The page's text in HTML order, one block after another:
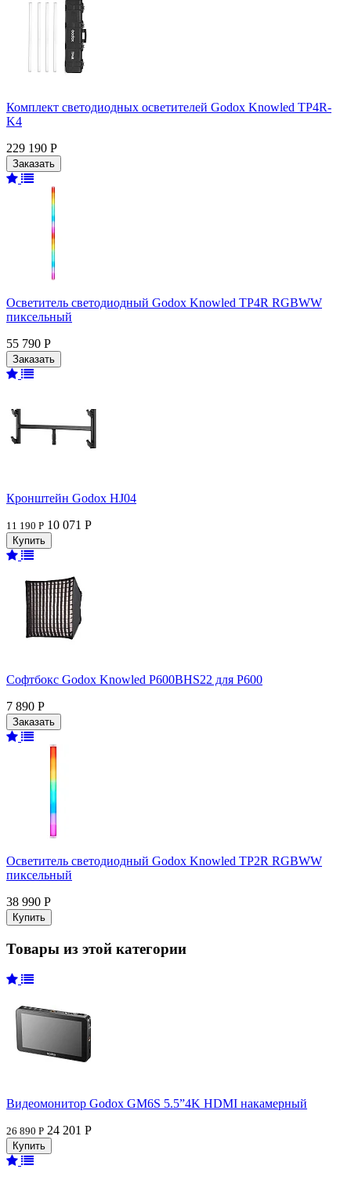
Комплект светодиодных осветителей Godox Knowled TP4R-
K4
229 190 Р
Осветитель светодиодный Godox Knowled TP4R RGBWW
пиксельный
55 790 Р
Кронштейн Godox HJ04
11 190 Р 10 071 Р
Софтбокс Godox Knowled P600BHS22 для P600
7 890 Р
Осветитель светодиодный Godox Knowled TP2R RGBWW
пиксельный
38 990 Р
Товары из этой категории
Видеомонитор Godox GM6S 5.5”4K HDMI накамерный
26 890 Р 24 201 Р